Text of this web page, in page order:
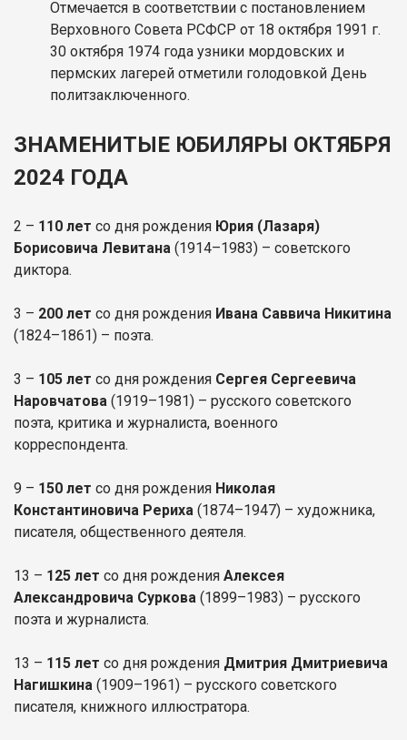
Отмечается в соответствии с постановлением
Верховного Совета РСФСР от 18 октября 1991 г.
30 октября 1974 года узники мордовских и
пермских лагерей отметили голодовкой День
политзаключенного.
ЗНАМЕНИТЫЕ ЮБИЛЯРЫ ОКТЯБРЯ
2024 ГОДА
2 – 110 лет со дня рождения Юрия (Лазаря)
Борисовича Левитана (1914–1983) – советского
диктора.
3 – 200 лет со дня рождения Ивана Саввича Никитина
(1824–1861) – поэта.
3 – 105 лет со дня рождения Сергея Сергеевича
Наровчатова (1919–1981) – русского советского
поэта, критика и журналиста, военного
корреспондента.
9 – 150 лет со дня рождения Николая
Константиновича Рериха (1874–1947) – художника,
писателя, общественного деятеля.
13 – 125 лет со дня рождения Алексея
Александровича Суркова (1899–1983) – русского
поэта и журналиста.
13 – 115 лет со дня рождения Дмитрия Дмитриевича
Нагишкина (1909–1961) – русского советского
писателя, книжного иллюстратора.